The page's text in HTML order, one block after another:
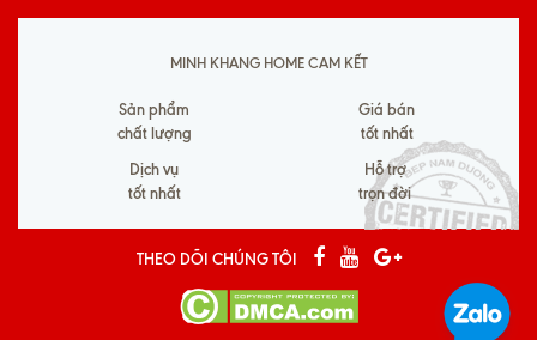
MINH KHANG HOME CAM KẾT
Sản phẩm
chất lượng
Giá bán
tốt nhất
Dịch vụ
tốt nhất
Hỗ trợ
trọn đời
THEO DÕI CHÚNG TÔI